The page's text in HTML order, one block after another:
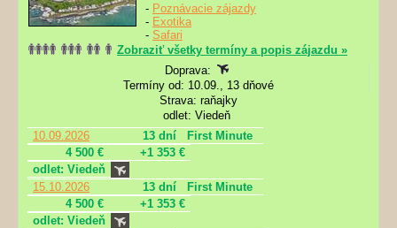
- Poznávacie zájazdy
- Exotika
- Safari
Zobraziť všetky termíny a popis zájazdu »
Doprava:
Termíny od: 10.09., 13 dňové
Strava: raňajky
odlet: Viedeň
10.09.2026
13 dní
First Minute
4 500 €
+1 353 €
odlet: Viedeň
15.10.2026
13 dní
First Minute
4 500 €
+1 353 €
odlet: Viedeň